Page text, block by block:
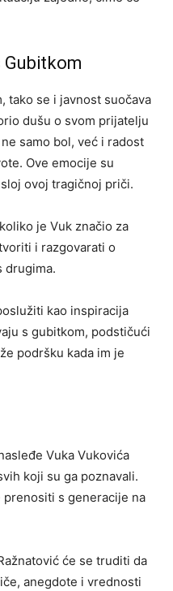
tako se i javnost suočava
dušu o svom prijatelju
samo bol, već i radost
Ove emocije su
ovoj tragičnoj priči.
je Vuk značio za
i razgovarati o
drugima.
kao inspiracija
s gubitkom, podstičući
podršku kada im je
Vuka Vukovića
koji su ga poznavali.
prenositi s generacije na
će se truditi da
anegdote i vrednosti